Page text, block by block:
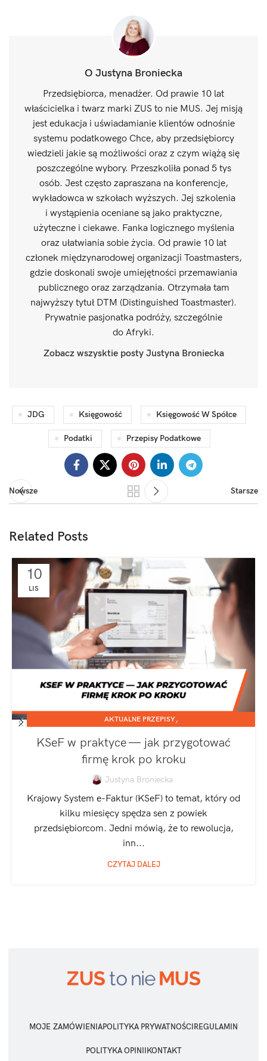
O Justyna Broniecka
Przedsiębiorca, menadżer. Od prawie 10 lat
właścicielka i twarz marki ZUS to nie MUS. Jej misją
jest edukacja i uświadamianie klientów odnośnie
systemu podatkowego Chce, aby przedsiębiorcy
wiedzieli jakie są możliwości oraz z czym wiążą się
poszczególne wybory. Przeszkoliła ponad 5 tys
osób. Jest często zapraszana na konferencje,
wykładowca w szkołach wyższych. Jej szkolenia
i wystąpienia oceniane są jako praktyczne,
użyteczne i ciekawe. Fanka logicznego myślenia
oraz ułatwiania sobie życia. Od prawie 10 lat
członek międzynarodowej organizacji Toastmasters,
gdzie doskonali swoje umiejętności przemawiania
publicznego oraz zarządzania. Otrzymała tam
najwyższy tytuł DTM (Distinguished Toastmaster).
Prywatnie pasjonatka podróży, szczególnie
do Afryki.
Zobacz wszysktie posty Justyna Broniecka
JDG Księgowość Księgowość W Spółce
Podatki Przepisy Podatkowe
Nowsze Starsze
Related Posts
10
LIS
AKTUALNE PRZEPISY,
SPÓŁKA Z O.O.
KSeF w praktyce — jak przygotować
firmę krok po kroku
Justyna Broniecka
Krajowy System e-Faktur (KSeF) to temat, który od
kilku miesięcy spędza sen z powiek
przedsiębiorcom. Jedni mówią, że to rewolucja,
inn...
CZYTAJ DALEJ
MOJE ZAMÓWIENIAPOLITYKA PRYWATNOŚCI REGULAMIN
POLITYKA OPINII KONTAKT